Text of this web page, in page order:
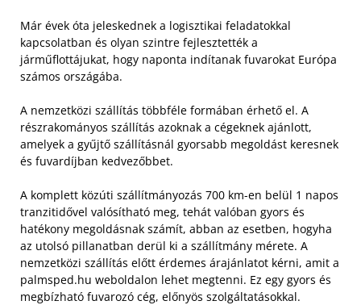
Már évek óta jeleskednek a logisztikai feladatokkal
kapcsolatban és olyan szintre fejlesztették a
járműflottájukat, hogy naponta indítanak fuvarokat Európa
számos országába.
A nemzetközi szállítás többféle formában érhető el. A
részrakományos szállítás azoknak a cégeknek ajánlott,
amelyek a gyűjtő szállításnál gyorsabb megoldást keresnek
és fuvardíjban kedvezőbbet.
A komplett közúti szállítmányozás 700 km-en belül 1 napos
tranzitidővel valósítható meg, tehát valóban gyors és
hatékony megoldásnak számít, abban az esetben, hogyha
az utolsó pillanatban derül ki a szállítmány mérete. A
nemzetközi szállítás előtt érdemes árajánlatot kérni, amit a
palmsped.hu weboldalon lehet megtenni. Ez egy gyors és
megbízható fuvarozó cég, előnyös szolgáltatásokkal.